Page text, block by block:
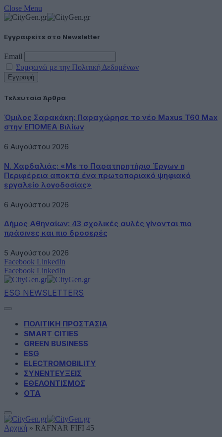
Close Menu
Εγγραφείτε στο Newsletter
Email
Συμφωνώ με την Πολιτική Δεδομένων
Τελευταία Άρθρα
Όμιλος Σαρακάκη: Παραχώρησε το νέο Maxus T60 Max
στην ΕΠΟΜΕΑ Βιλίων
6 Αυγούστου 2026
Ν. Χαρδαλιάς: «Με το Παρατηρητήριο Έργων η
Περιφέρεια αποκτά ένα πρωτοποριακό ψηφιακό
εργαλείο λογοδοσίας»
6 Αυγούστου 2026
Δήμος Αθηναίων: 43 σχολικές αυλές γίνονται πιο
πράσινες και πιο δροσερές
5 Αυγούστου 2026
Facebook LinkedIn
Facebook LinkedIn
ESG NEWSLETTERS
ΠΟΛΙΤΙΚΗ ΠΡΟΣΤΑΣΙΑ
SMART CITIES
GREEN BUSINESS
ESG
ELECTROMOBILITY
ΣΥΝΕΝΤΕΥΞΕΙΣ
ΕΘΕΛΟΝΤΙΣΜΟΣ
ΟΤΑ
Αρχική » RAFNAR FIFI 45